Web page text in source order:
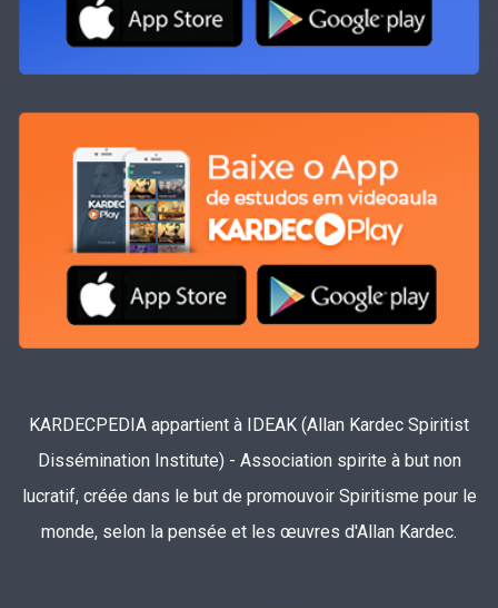
KARDECPEDIA appartient à IDEAK (Allan Kardec Spiritist
Dissémination Institute) - Association spirite à but non
lucratif, créée dans le but de promouvoir Spiritisme pour le
monde, selon la pensée et les œuvres d'Allan Kardec.